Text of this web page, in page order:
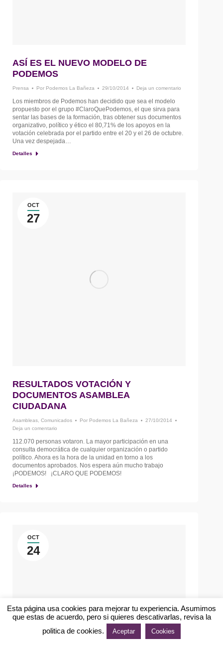
ASÍ ES EL NUEVO MODELO DE
PODEMOS
Prensa Por Podemos La Bañeza 29/10/2014 Deja un comentario
Los miembros de Podemos han decidido que sea el modelo
propuesto por el grupo #ClaroQuePodemos, el que sirva para
sentar las bases de la formación, tras obtener sus documentos
organizativo, político y ético el 80,71% de los apoyos en la
votación celebrada por el partido entre el 20 y el 26 de octubre.
Una vez despejada…
Detalles
OCT
27
RESULTADOS VOTACIÓN Y
DOCUMENTOS ASAMBLEA
CIUDADANA
Asambleas Comunicados Por Podemos La Bañeza
27/10/2014
Deja un comentario
112.070 personas votaron. La mayor participación en una
consulta democrática de cualquier organización o partido
político. Ahora es la hora de la unidad en torno a los
documentos aprobados. Nos espera aún mucho trabajo
¡PODEMOS! ¡CLARO QUE PODEMOS!
Detalles
OCT
24
Esta página usa cookies para mejorar tu experiencia. Asumimos
que estas de acuerdo, pero si quieres descativarlas, revisa la
politica de cookies.
Aceptar Cookies